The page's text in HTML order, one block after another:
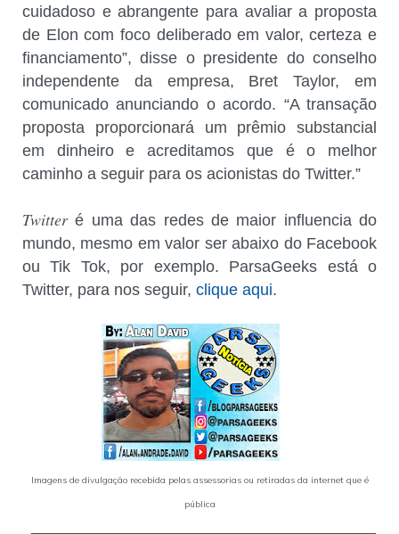
cuidadoso e abrangente para avaliar a proposta
de Elon com foco deliberado em valor, certeza e
financiamento”, disse o presidente do conselho
independente da empresa, Bret Taylor, em
comunicado anunciando o acordo. “A transação
proposta proporcionará um prêmio substancial
em dinheiro e acreditamos que é o melhor
caminho a seguir para os acionistas do Twitter.”
Twitteré uma das redes de maior influencia do
mundo, mesmo em valor ser abaixo do Facebook
ou Tik Tok, por exemplo. ParsaGeeks está o
Twitter, para nos seguir, clique aqui.
Imagens de divulgação recebida pelas assessorias ou retiradas da internet que é
pública